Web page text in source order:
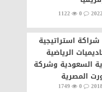
0
1122
شراكة استراتيجية
الرياضية
السعودية وشركة
المصرية
0
1749